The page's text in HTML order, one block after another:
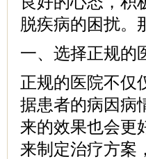
脱疾病的困扰。
一、选择正规的
正规的医院不仅
据患者的病因病
来的效果也会更
来制定治疗方案